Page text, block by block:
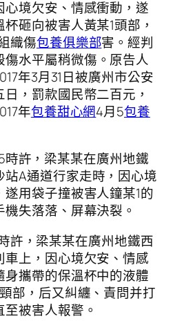
心境欠安、情感衝動，遂
砸向被害人黃某1頭部，
織傷包養俱樂部害。經判
傷水平屬稍微傷。原告人
年3月31日被廣州市公安
，罰款國民幣二百元，
年包養甜心網4月5包養
時許，梁某某在廣州地鐵
站A通道行家走時，因心境
用袋子撞被害人鐘某1的
失落落、屏幕決裂。
許，梁某某在廣州地鐵西
車上，因心境欠安、情感
攜帶的保溫杯中的液體
部，后又糾纏、責問并打
被害人報警。